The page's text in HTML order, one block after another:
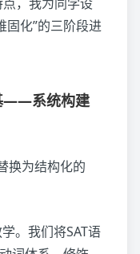
化”的三阶段进
——系统构建
换为结构化的
。我们将SAT语